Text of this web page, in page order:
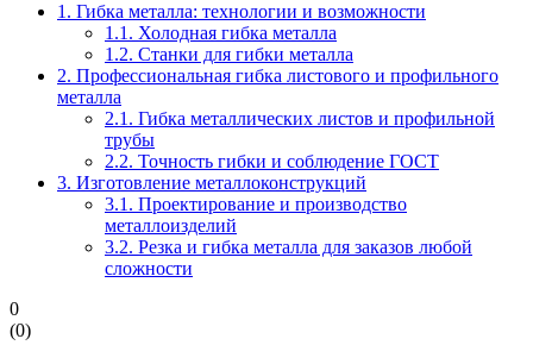
1. Гибка металла: технологии и возможности
1.1. Холодная гибка металла
1.2. Станки для гибки металла
2. Профессиональная гибка листового и профильного
металла
2.1. Гибка металлических листов и профильной
трубы
2.2. Точность гибки и соблюдение ГОСТ
3. Изготовление металлоконструкций
3.1. Проектирование и производство
металлоизделий
3.2. Резка и гибка металла для заказов любой
сложности
0
(0)